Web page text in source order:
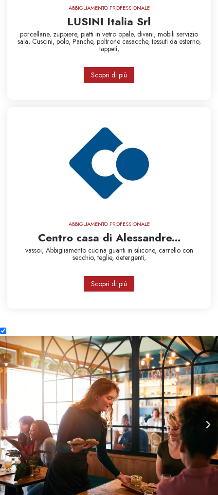
ABBIGLIAMENTO PROFESSIONALE
LUSINI Italia Srl
porcellane, zuppiere, piatti in vetro opale, divani, mobili servizio
sala, Cuscini, polo, Panche, poltrone casacche,tessuti da esterno,
tappeti,
Scopri di più
ABBIGLIAMENTO PROFESSIONALE
Centro casa di Alessandre...
vassoi, Abbigliamento cucina guanti in silicone, carrello con
secchio,teglie, detergenti,
Scopri di più